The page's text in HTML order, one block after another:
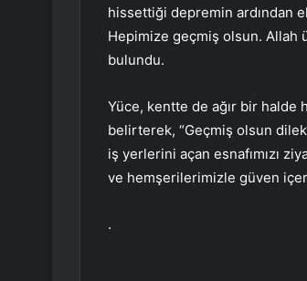
hissettiği depremin ardından
Hepimize geçmiş olsun. Allah
bulundu.
Yüce, kentte de ağır bir halde
belirterek, “Geçmiş olsun
iş yerlerini açan esnafımızı
ve hemşerilerimizle güven
.